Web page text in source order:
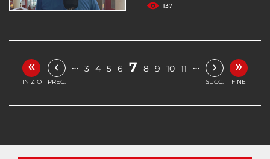
137
«
INIZIO
‹
PREC.
… 3 4 5 6 7 8 9 10 11 … ›
SUCC.
»
FINE